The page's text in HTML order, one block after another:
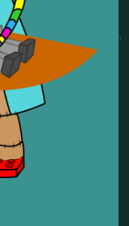
un centro del riuso e
e li reimmettono in
circolare e sostenibile.